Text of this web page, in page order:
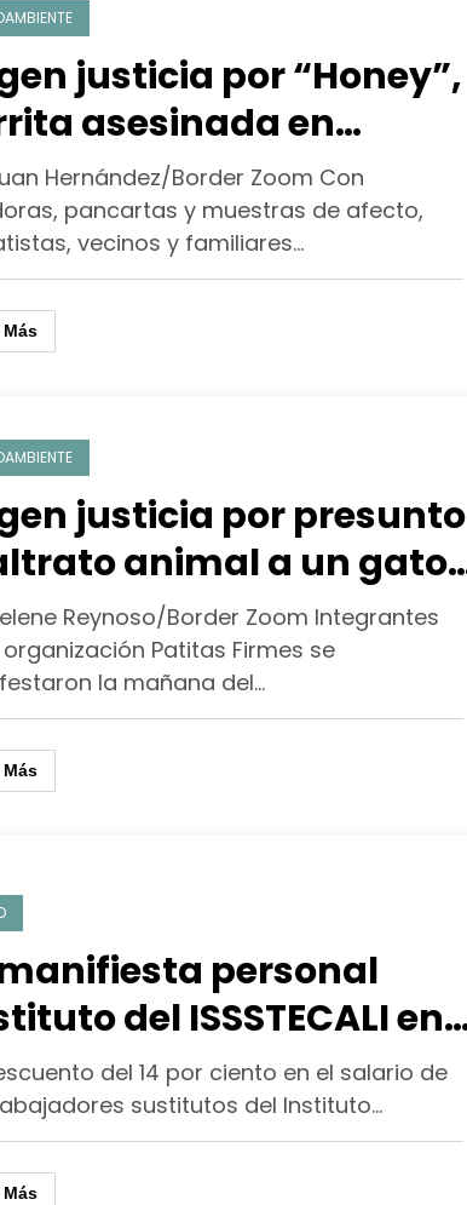
justicia por “Honey”,
asesinada en
Hernández/Border Zoom Con
pancartas y muestras de afecto,
vecinos y familiares…
Más
justicia por presunto
animal a un gato
Reynoso/Border Zoom Integrantes
Patitas Firmes se
la mañana del…
Más
personal
del ISSSTECALI en
por descuentos al
del 14 por ciento en el salario de
sustitutos del Instituto…
Más